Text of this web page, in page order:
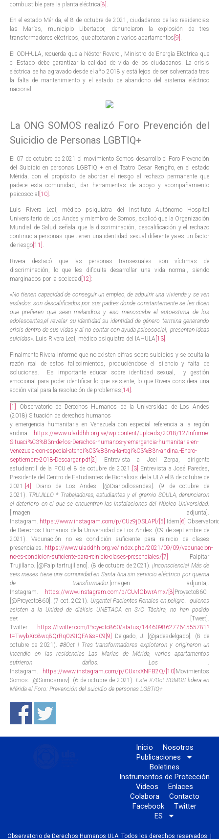
combustible para la planta eléctrica [8] .
En el estado Mérida, el 8 de octubre de 2021, ciudadanos de las residencias
las Marías, municipio Libertador, denunciaron la explosión de tres
transformadores eléctricos, que afectaron a varios apartamentos [9] .
El ODH-ULA, recuerda que a Néstor Reverol, Ministro de Energía Eléctrica que
el Estado debe garantizar la calidad de vida de los ciudadanos. La crisis
eléctrica se ha agravado desde el año 2018 y está lejos de ser solventada tras
la falta de mantenimiento y el estado de abandono del sistema eléctrico
nacional.
La ONG SOMOS realizó Foro Prevención del
Suicidio de Personas LGBTIQ+
El 07 de octubre de 2021 el movimiento Somos desarrollo el Foro Prevención
del Suicidio en personas LGBTIQ + en el Teatro Cesar Rengifo, en el estado
Mérida, con el propósito de abordar el riesgo al rechazo permanente que
padece esta comunidad, dar herramientas de apoyo y acompañamiento
psicosocial [10] .
Luis Rivera Leal, médico psiquiatra del Instituto Autónomo Hospital
Universitario de Los Andes y miembro de Somos, explicó que la Organización
Mundial de Salud señala que la discriminación, descalificación y el rechazo
continuo a personas que tienen una identidad sexual diferente ya es un factor
de riesgo [11] .
Rivera destacó que las personas transexuales son víctimas de
discriminación, lo que les dificulta desarrollar una vida normal, siendo
marginados por la sociedad [12] :
«No tienen capacidad de conseguir un empleo, de adquirir una vivienda y se ven
aislados, son descalificados por sus padres donde constantemente se les dicen
que prefieren que sean malandros y eso menoscaba el autoestima de los
adolescentes,el revelar su identidad su identidad de género termina generando
crisis dentro de sus vidas y al no contar con ayuda psicosocial, presentan ideas
suicidas». Luis Rivera Leal, médico psiquiatra del IAHULA [13] .
Finalmente Rivera informó que no existen cifras sobre suicidios y se oculta la
razón real de estos fallecimientos, produciéndose el silencio y falta de
soluciones. Es importante educar sobre identidad sexual, y gestión
emocional para poder identificar lo que se siente, lo que Rivera considera una
acción vital para la resolución de problemas [14]
[1]
Observatorio de Derechos Humanos de la Universidad de Los Andes
(2018) Situación de derechos humanos
y emergencia humanitaria en Venezuela con especial referencia a la región
andina. https://www.uladdhh.org.ve/wp-content/uploads/2018/12/Informe-
Situaci%C3%B3n-de-los-Derechos-humanos-y-emergencia-humanitaria-en-
Venezuela-con-especial-atenci%C3%B3n-a-la-regi%C3%B3n-andina.-Enero-
septiembre-2018-Descargar.pdf [2]
Entrevista a Joel Zerpa, dirigente
estudiantil de la FCU el 8 de octubre de 2021. [3] Entrevista a José Paredes,
Presidente del Centro de Estudiantes de Bionalisis de la ULA el 8 de octubre de
2021. [4]
Diario de Los Andes. [@Diariodlosandes]. (9 de octubre de
2021). TRUJILLO * Trabajadores, estudiantes y el gremio SOULA, denunciaron
el deterioro en el que se encuentran las instalaciones del Núcleo Universidad.
[imagen adjunta].
Instagram. https://www.instagram.com/p/CUz9jDSLAPl/ [5] Idem [6]
de Derechos Humanos de la Universidad de Los Andes. (09 de septiembre de
2021). Vacunación no es condición suficiente para reinicio de clases
presenciales. https://www.uladdhh.org.ve/index.php/2021/09/09/vacunacion-
no-es-condicion-suficiente-para-reinicio-clases-presenciales/ [7]
Palpitar
Trujillano. [@Palpitartrujillano]. (8 de octubre de 2021).¡Inconsciencia! Más de
seis meses tiene una comunidad en Santa Ana sin servicio eléctrico por quema
de transformador. [imagen adjunta].
Instagram. https://www.instagram.com/p/CUvlObwrAmx/ [8] Proyecto860.
[@Proyecto860]. (7 oct. 2021). Urgente! Pacientes Renales en peligro. quienes
asisten a la Unidad de diálisis UNETACA en S/C Táchira, no han podido
ser.
[Tweet].
Twitter. https://twitter.com/Proyecto860/status/1446098627764555781?
t=TwybXro8wq8QrRq0z9IQFA&s=09 [9]
Delgado, J. [@jadesdelgado]. (8 de
octubre de 2021).#8Oct | Tres transformadores explotaron y originaron un
incendio en las residencias Las Marías de Mérida, varios apartamentos
sufrieron daños. Los .
Instagram. https://www.instagram.com/p/CUxrxXNFB2Q/ [10] Movimientos
Somos. [@Somosmov]. (6 de octubre de 2021). Este #7Oct SOMOS lidera en
Mérida el Foro: Prevención del suicidio de personas LGBTIQ+
Inicio
Nosotros
Publicaciones
Boletines
Instrumentos de Protección
Videos
Enlaces
Colabora
Contacto
Facebook
Twitter
ES
Observatorio de Derechos Humanos ULA. Todos los derechos reservados. |